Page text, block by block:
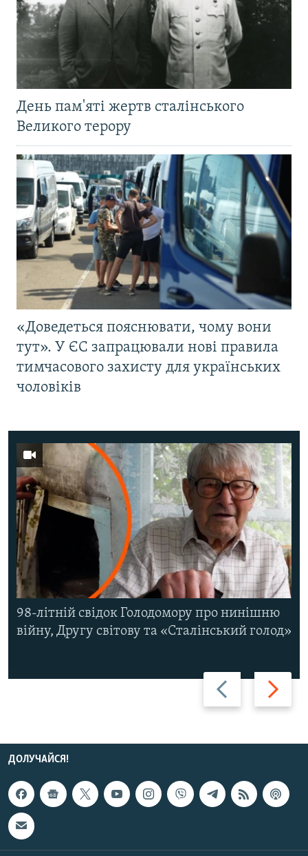
День пам'яті жертв сталінського
Великого терору
«Доведеться пояснювати, чому вони
тут». У ЄС запрацювали нові правила
тимчасового захисту для українських
чоловіків
Назад Вперед
98-літній свідок Голодомору про нинішню
війну, Другу світову та «Сталінський голод»
ДОЛУЧАЙСЯ!